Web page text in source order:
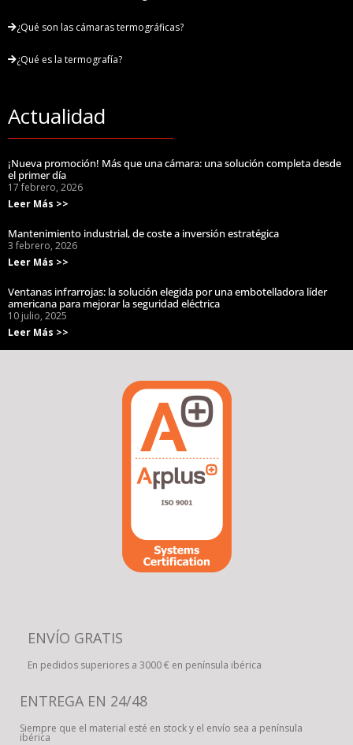
¿Qué son las cámaras termográficas?
¿Qué es la termografía?
Actualidad
¡Nueva promoción! Más que una cámara: una solución completa desde
el primer día
17 febrero, 2026
Leer Más >>
Mantenimiento industrial, de coste a inversión estratégica
3 febrero, 2026
Leer Más >>
Ventanas infrarrojas: la solución elegida por una embotelladora líder
americana para mejorar la seguridad eléctrica
10 julio, 2025
Leer Más >>
ENVÍO GRATIS
En pedidos superiores a 3000 € en península ibérica
ENTREGA EN 24/48
Siempre que el material esté en stock y el envío sea a península
ibérica